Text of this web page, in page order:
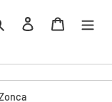
Cerca Accedi Carrello